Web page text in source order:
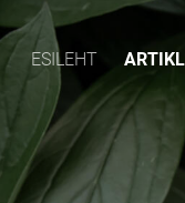
ESILEHT